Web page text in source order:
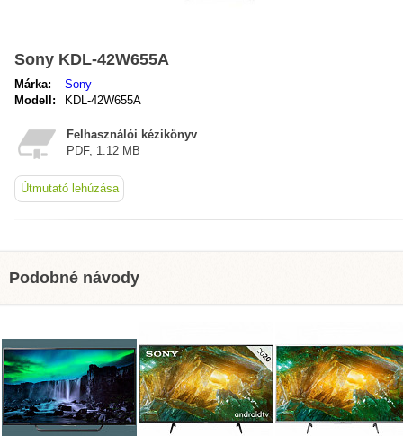
Sony KDL-42W655A
Márka:
Sony
Modell:
KDL-42W655A
Felhasználói kézikönyv
PDF, 1.12 MB
Útmutató lehúzása
Podobné návody